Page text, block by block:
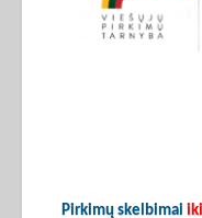
Pirkimų skelbimai iki